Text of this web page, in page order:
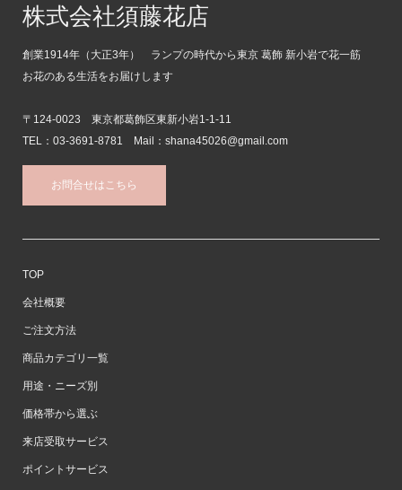
株式会社須藤花店
創業1914年（大正3年） ランプの時代から東京 葛飾 新小岩で花一筋
お花のある生活をお届けします
〒124-0023 東京都葛飾区東新小岩1-1-11
TEL：03-3691-8781 Mail：shana45026@gmail.com
お問合せはこちら
TOP
会社概要
ご注文方法
商品カテゴリ一覧
用途・ニーズ別
価格帯から選ぶ
来店受取サービス
ポイントサービス